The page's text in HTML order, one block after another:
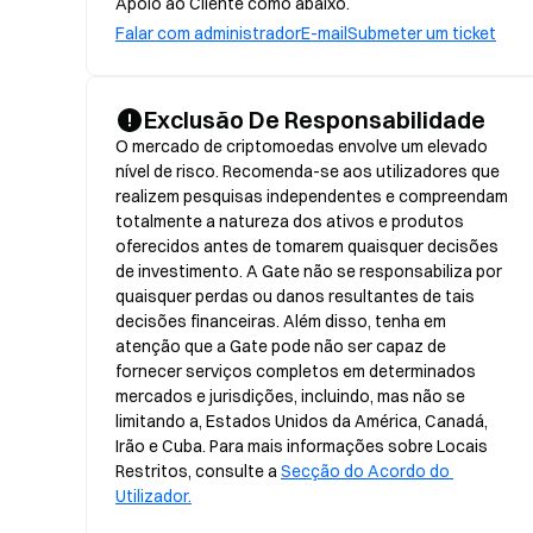
Falar com administradorE-mailSubmeter um ticket
Exclusão De Responsabilidade
O mercado de criptomoedas envolve um elevado
nível de risco. Recomenda-se aos utilizadores que
realizem pesquisas independentes e compreendam
totalmente a natureza dos ativos e produtos
oferecidos antes de tomarem quaisquer decisões
de investimento. A Gate não se responsabiliza por
quaisquer perdas ou danos resultantes de tais
decisões financeiras. Além disso, tenha em
atenção que a Gate pode não ser capaz de
fornecer serviços completos em determinados
mercados e jurisdições, incluindo, mas não se
limitando a, Estados Unidos da América, Canadá,
Irão e Cuba. Para mais informações sobre Locais
Restritos, consulte a Secção do Acordo do
Utilizador.